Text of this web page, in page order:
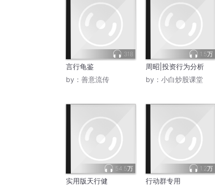
318
言行龟鉴
by： 善意流传
1.5万
周昭|投资行为分析
by： 小白炒股课堂
54.5万
实用版天行健
1.2万
行动群专用